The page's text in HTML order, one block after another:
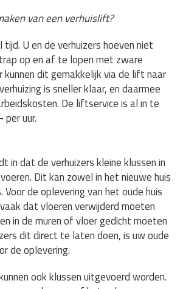
van een verhuislift?
U en de verhuizers hoeven niet
op en af te lopen met zware
kunnen dit gemakkelijk via de lift naar
is sneller klaar, en daarmee
De liftservice is al in te
per uur.
in dat de verhuizers kleine klussen in
Dit kan zowel in het nieuwe huis
Voor de oplevering van het oude huis
dat vloeren verwijderd moeten
in de muren of vloer gedicht moeten
dit direct te laten doen, is uw oude
de oplevering.
ook klussen uitgevoerd worden.